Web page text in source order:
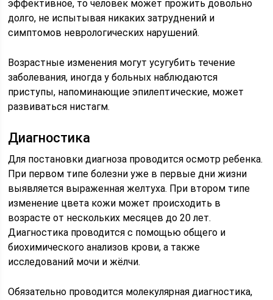
эффективное, то человек может прожить довольно
долго, не испытывая никаких затруднений и
симптомов неврологических нарушений.
Возрастные изменения могут усугубить течение
заболевания, иногда у больных наблюдаются
приступы, напоминающие эпилептические, может
развиваться нистагм.
Диагностика
Для постановки диагноза проводится осмотр ребенка.
При первом типе болезни уже в первые дни жизни
выявляется выраженная желтуха. При втором типе
изменение цвета кожи может происходить в
возрасте от нескольких месяцев до 20 лет.
Диагностика проводится с помощью общего и
биохимического анализов крови, а также
исследований мочи и жёлчи.
Обязательно проводится молекулярная диагностика,